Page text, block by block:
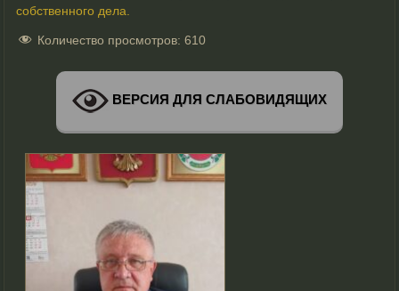
собственного дела.
Количество просмотров: 610
ВЕРСИЯ ДЛЯ СЛАБОВИДЯЩИХ